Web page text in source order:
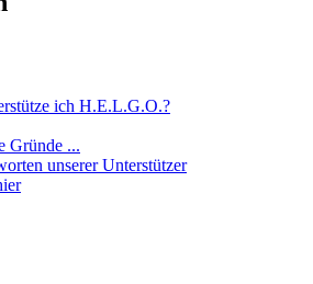
ich H.E.L.G.O.?
Gründe ...
unserer Unterstützer